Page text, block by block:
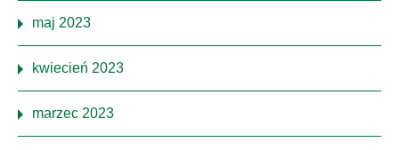
maj 2023
kwiecień 2023
marzec 2023